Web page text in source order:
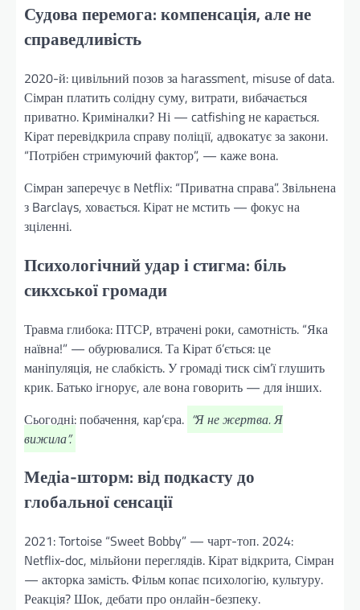
Судова перемога: компенсація, але не
справедливість
2020-й: цивільний позов за harassment, misuse of data.
Сімран платить солідну суму, витрати, вибачається
приватно. Криміналки? Ні — catfishing не карається.
Кірат перевідкрила справу поліції, адвокатує за закони.
“Потрібен стримуючий фактор”, — каже вона.
Сімран заперечує в Netflix: “Приватна справа”. Звільнена
з Barclays, ховається. Кірат не мстить — фокус на
зціленні.
Психологічний удар і стигма: біль
сикхської громади
Травма глибока: ПТСР, втрачені роки, самотність. “Яка
наївна!” — обурювалися. Та Кірат б’ється: це
маніпуляція, не слабкість. У громаді тиск сім’ї глушить
крик. Батько ігнорує, але вона говорить — для інших.
Сьогодні: побачення, кар’єра. “Я не жертва. Я
вижила”.
Медіа-шторм: від подкасту до
глобальної сенсації
2021: Tortoise “Sweet Bobby” — чарт-топ. 2024:
Netflix-doc, мільйони переглядів. Кірат відкрита, Сімран
— акторка замість. Фільм копає психологію, культуру.
Реакція? Шок, дебати про онлайн-безпеку.